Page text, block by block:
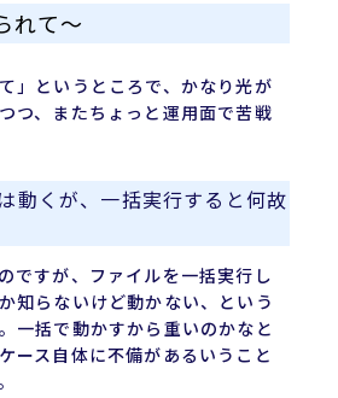
れて～
」というところで、かなり光が
つ、またちょっと運用面で苦戦
動くが、一括実行すると何故
ですが、ファイルを一括実行し
知らないけど動かない、という
一括で動かすから重いのかなと
ース自体に不備があるいうこと